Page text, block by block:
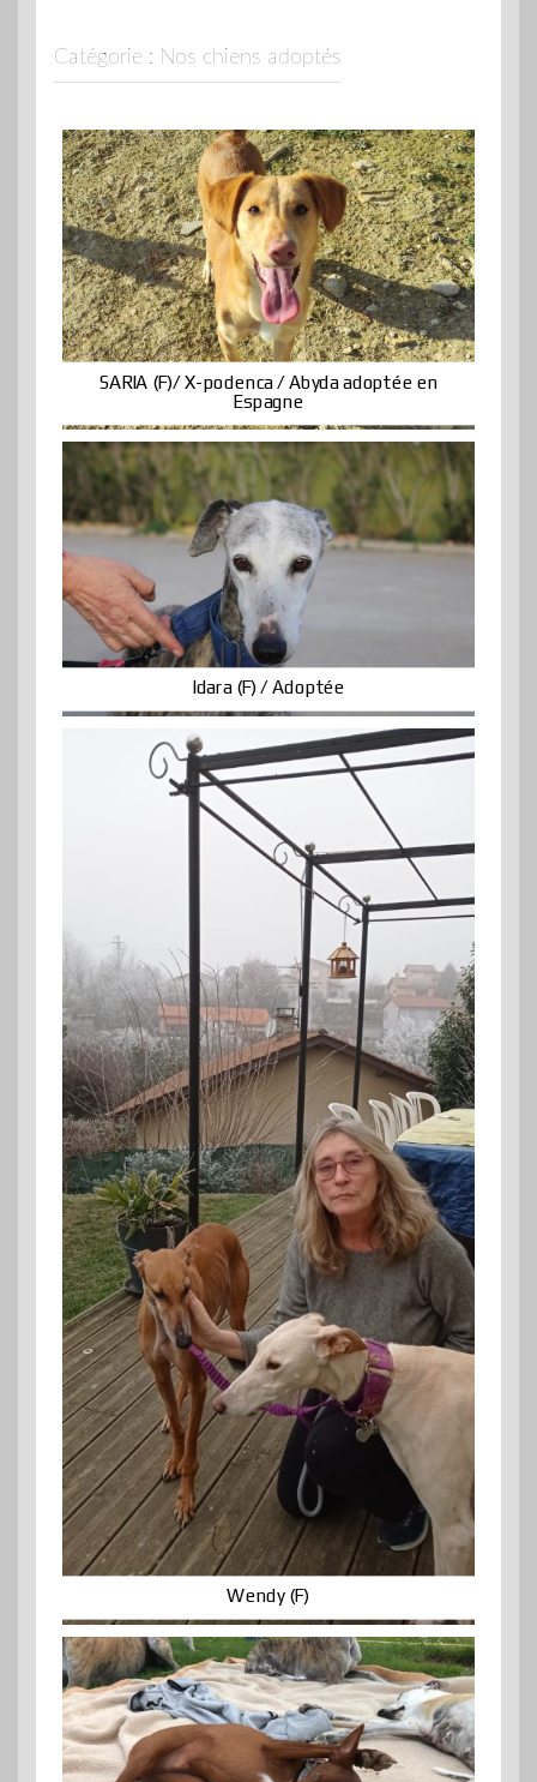
Catégorie : Nos chiens adoptés
SARIA (F)/ X-podenca / Abyda adoptée en
Espagne
Idara (F) / Adoptée
Wendy (F)